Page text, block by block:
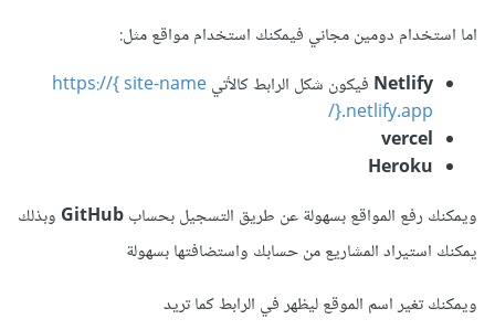
اما استخدام دومين مجاني فيمكنك استخدام مواقع مثل:
Netlify فيكون شكل الرابط كالأتيhttps://{ site-name
}.netlify.app/
vercel
Heroku
ويمكنك رفع المواقع بسهولة عن طريق التسجيل بحسابGitHubوبذلك
يمكنك استيراد المشاريع من حسابك واستضافتها بسهولة
ويمكنك تغير اسم الموقع ليظهر في الرابط كما تريد